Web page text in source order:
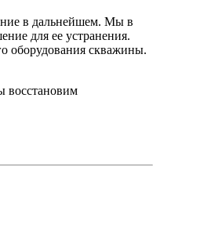
в дальнейшем. Мы в
для ее устранения.
оборудования скважины.
восстановим